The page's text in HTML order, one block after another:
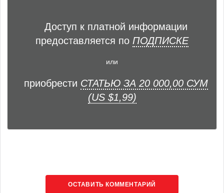
Доступ к платной информации
предоставляется по ПОДПИСКЕ
или
приобрести СТАТЬЮ ЗА 20 000,00 СУМ
(US $1,99)
ОСТАВИТЬ КОММЕНТАРИЙ